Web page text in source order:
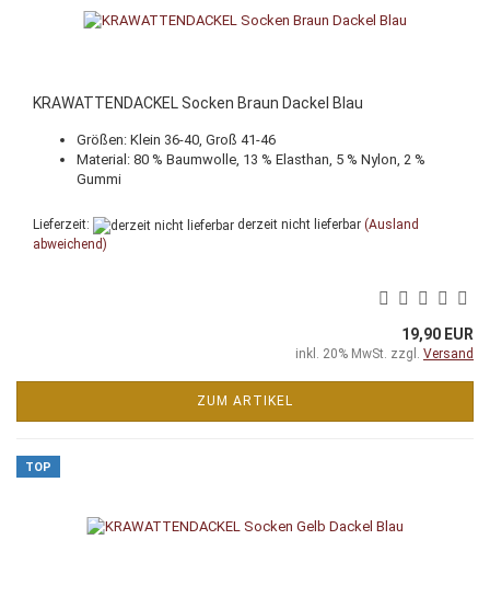
KRAWATTENDACKEL Socken Braun Dackel Blau
Größen: Klein 36-40, Groß 41-46
Material: 80 % Baumwolle, 13 % Elasthan, 5 % Nylon, 2 %
Gummi
Lieferzeit: derzeit nicht lieferbar (Ausland
abweichend)
19,90 EUR
inkl. 20% MwSt. zzgl. Versand
ZUM ARTIKEL
TOP